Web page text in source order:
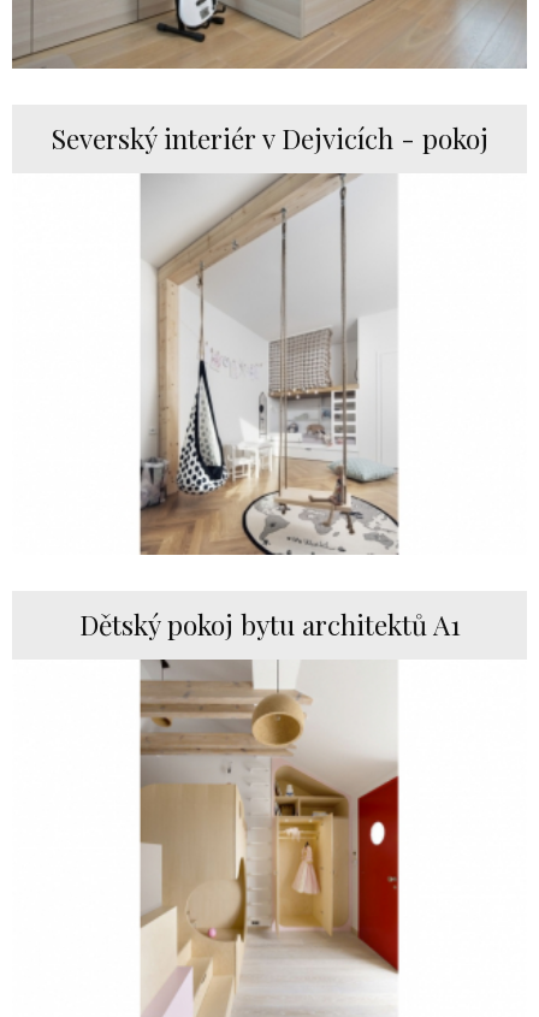
Severský interiér v Dejvicích - pokoj
Dětský pokoj bytu architektů A1